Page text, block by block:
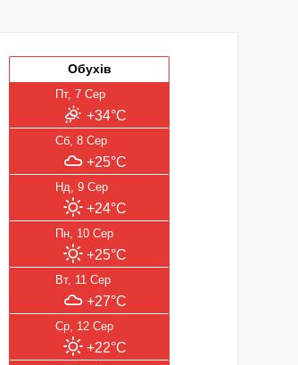
Обухів
Пт, 7 Сер
+34°C
Сб, 8 Сер
+25°C
Нд, 9 Сер
+24°C
Пн, 10 Сер
+25°C
Вт, 11 Сер
+27°C
Ср, 12 Сер
+22°C